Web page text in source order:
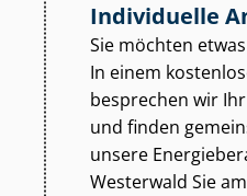
Individuelle
Sie möchten
In einem
besprechen wir
und finden
unsere
Westerwald Sie